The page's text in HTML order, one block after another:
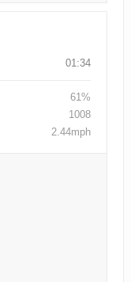
01:34
61%
1008
2.44mph